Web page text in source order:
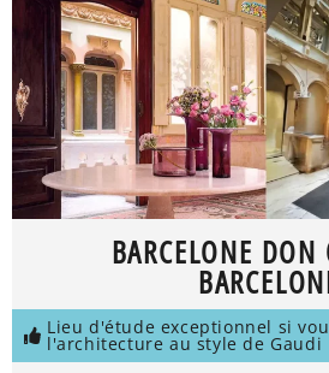
BARCELONE DON
Lieu d'étude exceptionnel si
l'architecture au style de Gaudi